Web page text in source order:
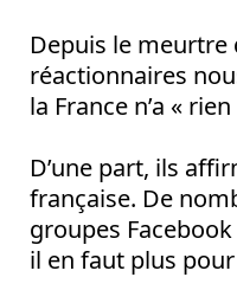
Depuis le meurtre
réactionnaires
la France n’a «
D’une part, ils
française. De
groupes
il en faut plus